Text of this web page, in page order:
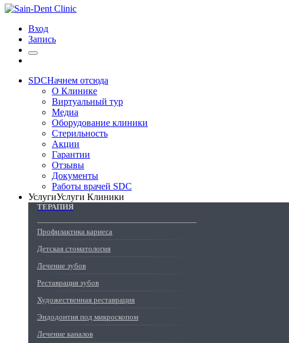
Вход
Запись
SDCНачнем отсюда
О Клинике
Виртуальный тур
Медиа
Оборудование клиники
Стерильность
Акции
Гарантии
Отзывы
Документы
Работы врачей SDC
УслугиУслуги Клиники
ТЕРАПИЯ
Профилактика кариеса
Детская стоматология
Лечение зубов
Реставрация зубов
Художественная реставрация
Эндодонтия под микроскопом
Лечение каналов